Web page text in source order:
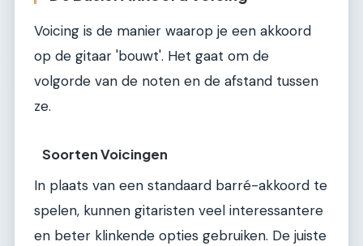
Voicing is de manier waarop je een akkoord
op de gitaar 'bouwt'. Het gaat om de
volgorde van de noten en de afstand tussen
ze.
Soorten Voicingen
In plaats van een standaard barré-akkoord te
spelen, kunnen gitaristen veel interessantere
en beter klinkende opties gebruiken. De juiste